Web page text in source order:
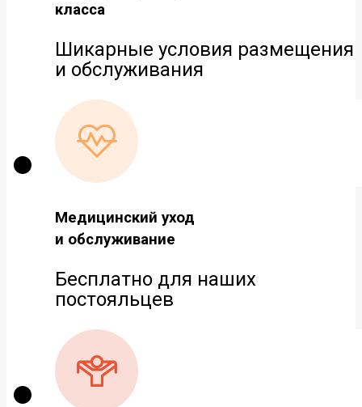
класса
Шикарные условия размещения
и обслуживания
Медицинский уход
и обслуживание
Бесплатно для наших
постояльцев